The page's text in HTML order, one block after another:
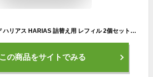
クッションファンデ ハリアス HARIAS 詰替え用 レフィル 2個セット 【公式】 クッションコンパクト ファンデーション 高濃度 フラバンジェノール SPF50+ PA+++ UVケア シワ 改善 シミ 予防 ナイアシンアミド
この商品をサイトでみる